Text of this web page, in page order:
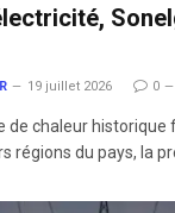
19 juillet 2026 0
de chaleur
régions du pays, la